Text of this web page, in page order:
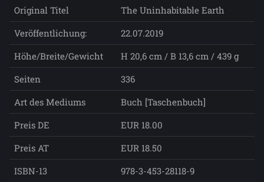
Original Titel
The Uninhabitable Earth
Veröffentlichung:
22.07.2019
Höhe/Breite/Gewicht
H 20,6 cm / B 13,6 cm / 439 g
Seiten
336
Art des Mediums
Buch [Taschenbuch]
Preis DE
EUR 18.00
Preis AT
EUR 18.50
ISBN-13
978-3-453-28118-9